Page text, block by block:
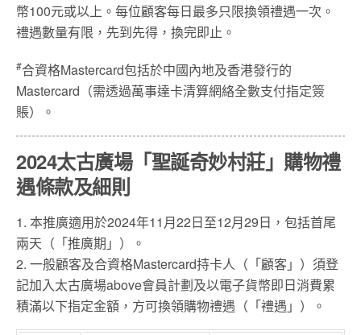
幣100元或以上。每位顧客每日最多只限換領禮遇一次。
禮遇數量有限，先到先得，換完即止。
#合資格Mastercard包括於中國內地及香港發行的
Mastercard（需透過萬事達卡清算網絡全數支付指定簽
賬）。
2024太古廣場「聖誕奇妙村莊」購物禮
遇條款及細則
1. 本推廣適用於2024年11月22日至12月29日，包括首尾
兩天（「推廣期」）。
2. 一般顧客及合資格Mastercard持卡人（「顧客」）須登
記加入太古廣場above會員計劃及以電子貨幣即日消費累
積滿以下指定金額，方可換領購物禮遇（「禮遇」）。